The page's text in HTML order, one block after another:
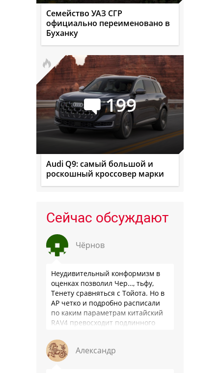
Семейство УАЗ СГР
официально переименовано в
Буханку
199
Audi Q9: самый большой и
роскошный кроссовер марки
Сейчас обсуждают
Чёрнов
Неудивительный конформизм в
оценках позволил Чер…, тьфу,
Тенету сравняться с Тойота. Но в
АР четко и подробно расписали
по каким параметрам китайский
RAV4 превосходит подлинного
подвеска едет ровно и приятно …
Александр